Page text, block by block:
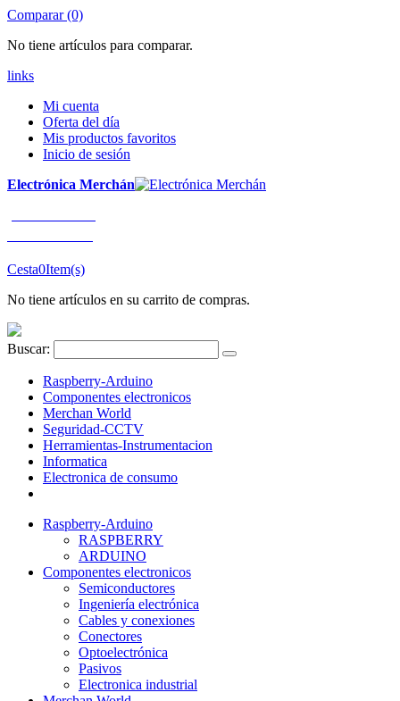
Comparar (0)
No tiene artículos para comparar.
links
Mi cuenta
Oferta del día
Mis productos favoritos
Inicio de sesión
Electrónica Merchán
Cesta0Item(s)
No tiene artículos en su carrito de compras.
Buscar:
Raspberry-Arduino
Componentes electronicos
Merchan World
Seguridad-CCTV
Herramientas-Instrumentacion
Informatica
Electronica de consumo
Raspberry-Arduino
RASPBERRY
ARDUINO
Componentes electronicos
Semiconductores
Ingeniería electrónica
Cables y conexiones
Conectores
Optoelectrónica
Pasivos
Electronica industrial